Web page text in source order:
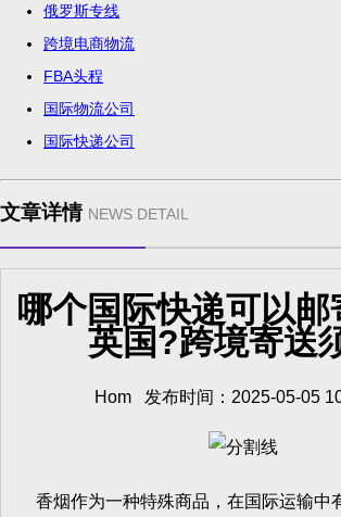
俄罗斯专线
跨境电商物流
FBA头程
国际物流公司
国际快递公司
文章详情 NEWS DETAIL
哪个国际快递可以邮
英国?跨境寄送
Hom 发布时间：2025-05-05
香烟作为一种特殊商品，在国际运输中